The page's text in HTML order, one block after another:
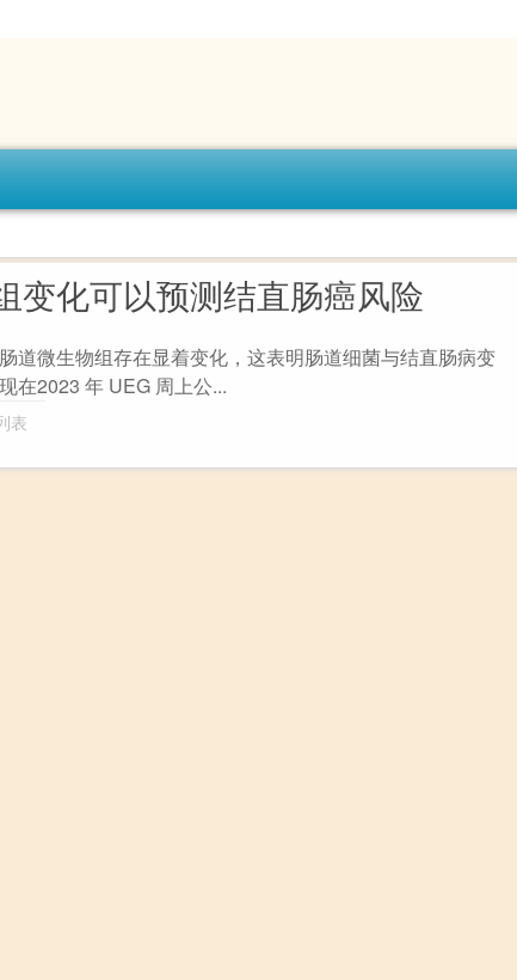
变化可以预测结直肠癌风险
道微生物组存在显着变化，这表明肠道细菌与结直肠病变
在2023 年 UEG 周上公...
表